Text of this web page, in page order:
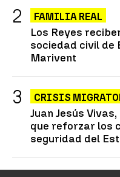
FAMILIA REAL
Los Reyes
sociedad civil de
Marivent
CRISIS
Juan Jesús
que reforzar los
seguridad del